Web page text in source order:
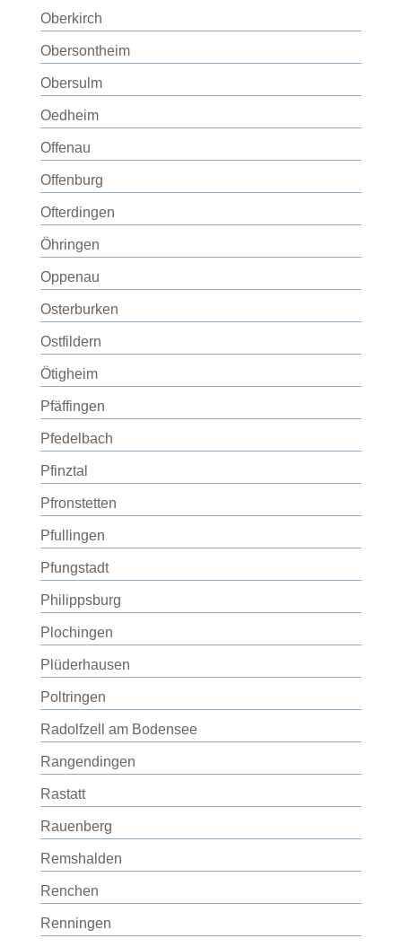
Oberkirch
Obersontheim
Obersulm
Oedheim
Offenau
Offenburg
Ofterdingen
Öhringen
Oppenau
Osterburken
Ostfildern
Ötigheim
Pfäffingen
Pfedelbach
Pfinztal
Pfronstetten
Pfullingen
Pfungstadt
Philippsburg
Plochingen
Plüderhausen
Poltringen
Radolfzell am Bodensee
Rangendingen
Rastatt
Rauenberg
Remshalden
Renchen
Renningen